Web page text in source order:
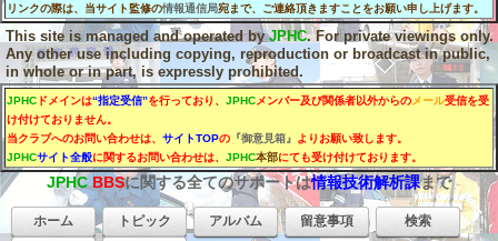
リンクの際は、当サイト監修の情報通信局宛まで、ご連絡頂きますことをお願い申し上げます。
This site is managed and operated byJPHC. For private viewings only.
Any other use including copying, reproduction or broadcast in public,
in whole or in part, is expressly prohibited.
JPHC ドメインは“指定受信”を行っており、 JPHCメンバー及び関係者以外からの メール受信を受
け付けておりません。
当クラブへのお問い合わせは、 サイトTOPの 『御意見箱』 よりお願い致します。
JPHCサイト全般に関するお問い合わせは、 JPHC本部にても受け付けております。
JPHC BBSに関する全てのサポートは情報技術解析課まで
ホーム トピック アルバム 留意事項
検索